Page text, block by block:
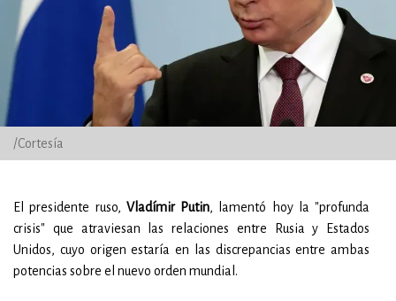
/Cortesía
El presidente ruso, Vladímir Putin, lamentó hoy la "profunda
crisis" que atraviesan las relaciones entre Rusia y Estados
Unidos, cuyo origen estaría en las discrepancias entre ambas
potencias sobre el nuevo orden mundial.